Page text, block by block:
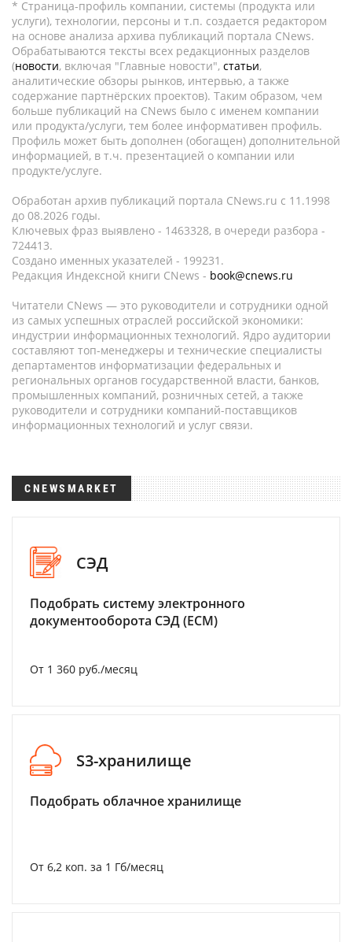
* Страница-профиль компании, системы (продукта или
услуги), технологии, персоны и т.п. создается редактором
на основе анализа архива публикаций портала CNews.
Обрабатываются тексты всех редакционных разделов
(новости, включая "Главные новости", статьи,
аналитические обзоры рынков, интервью, а также
содержание партнёрских проектов). Таким образом, чем
больше публикаций на CNews было с именем компании
или продукта/услуги, тем более информативен профиль.
Профиль может быть дополнен (обогащен) дополнительной
информацией, в т.ч. презентацией о компании или
продукте/услуге.
Обработан архив публикаций портала CNews.ru c 11.1998
до 08.2026 годы.
Ключевых фраз выявлено - 1463328, в очереди разбора -
724413.
Создано именных указателей - 199231.
Редакция Индексной книги CNews - book@cnews.ru
Читатели CNews — это руководители и сотрудники одной
из самых успешных отраслей российской экономики:
индустрии информационных технологий. Ядро аудитории
составляют топ-менеджеры и технические специалисты
департаментов информатизации федеральных и
региональных органов государственной власти, банков,
промышленных компаний, розничных сетей, а также
руководители и сотрудники компаний-поставщиков
информационных технологий и услуг связи.
CNEWSMARKET
СЭД
Подобрать систему электронного
документооборота СЭД (ECM)
От 1 360 руб./месяц
S3-хранилище
Подобрать облачное хранилище
От 6,2 коп. за 1 Гб/месяц